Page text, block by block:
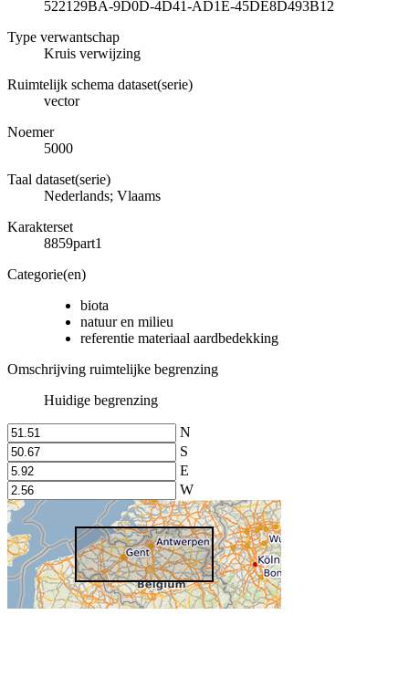
522129BA-9D0D-4D41-AD1E-45DE8D493B12
Type verwantschap
Kruis verwijzing
Ruimtelijk schema dataset(serie)
vector
Noemer
5000
Taal dataset(serie)
Nederlands; Vlaams
Karakterset
8859part1
Categorie(en)
biota
natuur en milieu
referentie materiaal aardbedekking
Omschrijving ruimtelijke begrenzing
Huidige begrenzing
N
S
E
W